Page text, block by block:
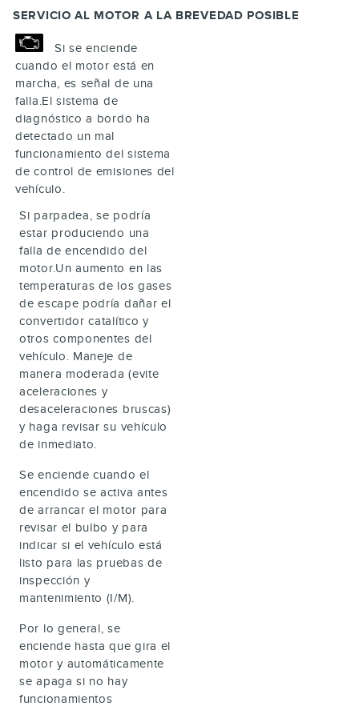
SERVICIO AL MOTOR A LA BREVEDAD POSIBLE
Si se enciende
cuando el motor está en
marcha, es señal de una
falla.El sistema de
diagnóstico a bordo ha
detectado un mal
funcionamiento del sistema
de control de emisiones del
vehículo.
Si parpadea, se podría
estar produciendo una
falla de encendido del
motor.Un aumento en las
temperaturas de los gases
de escape podría dañar el
convertidor catalítico y
otros componentes del
vehículo. Maneje de
manera moderada (evite
aceleraciones y
desaceleraciones bruscas)
y haga revisar su vehículo
de inmediato.
Se enciende cuando el
encendido se activa antes
de arrancar el motor para
revisar el bulbo y para
indicar si el vehículo está
listo para las pruebas de
inspección y
mantenimiento (I/M).
Por lo general, se
enciende hasta que gira el
motor y automáticamente
se apaga si no hay
funcionamientos